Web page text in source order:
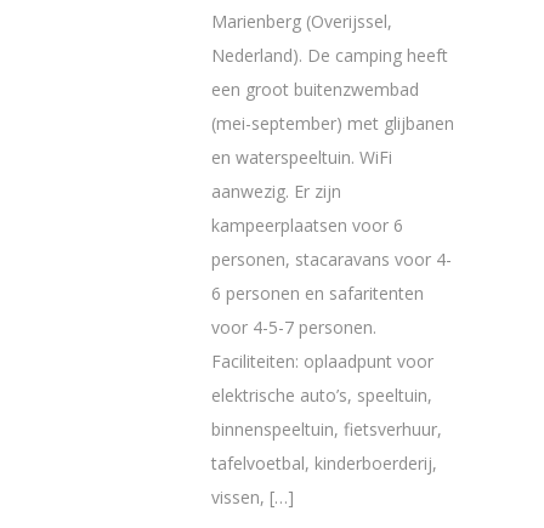
Marienberg (Overijssel,
Nederland). De camping heeft
een groot buitenzwembad
(mei-september) met glijbanen
en waterspeeltuin. WiFi
aanwezig. Er zijn
kampeerplaatsen voor 6
personen, stacaravans voor 4-
6 personen en safaritenten
voor 4-5-7 personen.
Faciliteiten: oplaadpunt voor
elektrische auto’s, speeltuin,
binnenspeeltuin, fietsverhuur,
tafelvoetbal, kinderboerderij,
vissen, […]